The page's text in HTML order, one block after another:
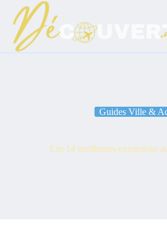
contenu
Guides Ville &
Les 14 meilleures excursions